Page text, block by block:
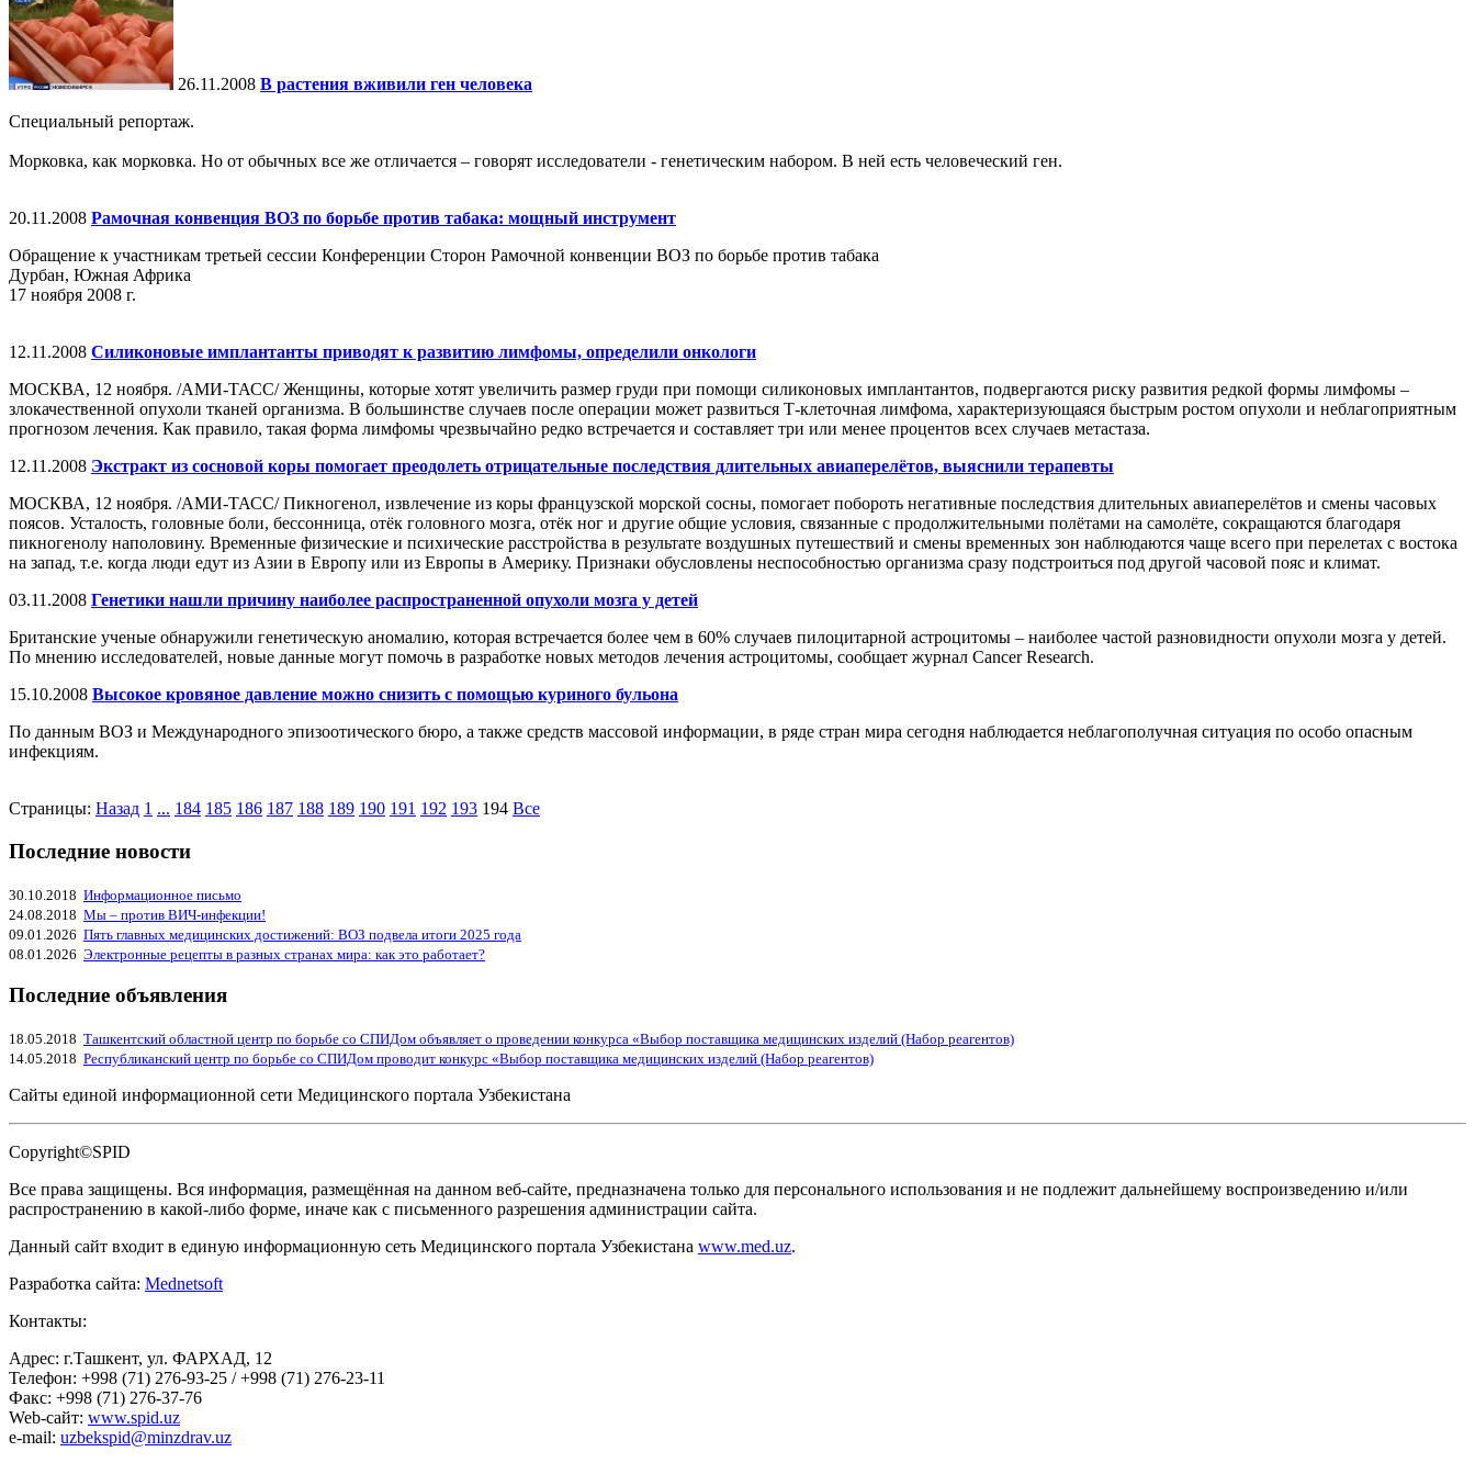
26.11.2008 В растения вживили ген человека
Специальный репортаж.
Морковка, как морковка. Но от обычных все же отличается – говорят исследователи - генетическим набором. В ней есть человеческий ген.
20.11.2008 Рамочная конвенция ВОЗ по борьбе против табака: мощный инструмент
Обращение к участникам третьей сессии Конференции Сторон Рамочной конвенции ВОЗ по борьбе против табака
Дурбан, Южная Африка
17 ноября 2008 г.
12.11.2008 Силиконовые имплантанты приводят к развитию лимфомы, определили онкологи
МОСКВА, 12 ноября. /АМИ-ТАСС/ Женщины, которые хотят увеличить размер груди при помощи силиконовых имплантантов, подвергаются риску развития редкой формы лимфомы –
злокачественной опухоли тканей организма. В большинстве случаев после операции может развиться Т-клеточная лимфома, характеризующаяся быстрым ростом опухоли и неблагоприятным
прогнозом лечения. Как правило, такая форма лимфомы чрезвычайно редко встречается и составляет три или менее процентов всех случаев метастаза.
12.11.2008 Экстракт из сосновой коры помогает преодолеть отрицательные последствия длительных авиаперелётов, выяснили терапевты
МОСКВА, 12 ноября. /АМИ-ТАСС/ Пикногенол, извлечение из коры французской морской сосны, помогает побороть негативные последствия длительных авиаперелётов и смены часовых
поясов. Усталость, головные боли, бессонница, отёк головного мозга, отёк ног и другие общие условия, связанные с продолжительными полётами на самолёте, сокращаются благодаря
пикногенолу наполовину. Временные физические и психические расстройства в результате воздушных путешествий и смены временных зон наблюдаются чаще всего при перелетах с востока
на запад, т.е. когда люди едут из Азии в Европу или из Европы в Америку. Признаки обусловлены неспособностью организма сразу подстроиться под другой часовой пояс и климат.
03.11.2008 Генетики нашли причину наиболее распространенной опухоли мозга у детей
Британские ученые обнаружили генетическую аномалию, которая встречается более чем в 60% случаев пилоцитарной астроцитомы – наиболее частой разновидности опухоли мозга у детей.
По мнению исследователей, новые данные могут помочь в разработке новых методов лечения астроцитомы, сообщает журнал Cancer Research.
15.10.2008 Высокое кровяное давление можно снизить с помощью куриного бульона
По данным ВОЗ и Международного эпизоотического бюро, а также средств массовой информации, в ряде стран мира сегодня наблюдается неблагополучная ситуация по особо опасным
инфекциям.
Страницы: Назад 1 ... 184 185 186 187 188 189 190 191 192 193 194 Все
Последние новости
30.10.2018 Информационное письмо
24.08.2018 Мы – против ВИЧ-инфекции!
09.01.2026 Пять главных медицинских достижений: ВОЗ подвела итоги 2025 года
08.01.2026 Электронные рецепты в разных странах мира: как это работает?
Последние объявления
18.05.2018 Ташкентский областной центр по борьбе со СПИДом объявляет о проведении конкурса «Выбор поставщика медицинских изделий (Набор реагентов)
14.05.2018 Республиканский центр по борьбе со СПИДом проводит конкурс «Выбор поставщика медицинских изделий (Набор реагентов)
Сайты единой информационной сети Медицинского портала Узбекистана
Copyright©SPID
Все права защищены. Вся информация, размещённая на данном веб-сайте, предназначена только для персонального использования и не подлежит дальнейшему воспроизведению и/или
распространению в какой-либо форме, иначе как с письменного разрешения администрации сайта.
Данный сайт входит в единую информационную сеть Медицинского портала Узбекистана www.med.uz.
Разработка сайта: Mednetsoft
Контакты:
Адрес: г.Ташкент, ул. ФАРХАД, 12
Телефон: +998 (71) 276-93-25 / +998 (71) 276-23-11
Факс: +998 (71) 276-37-76
Web-сайт: www.spid.uz
e-mail: uzbekspid@minzdrav.uz